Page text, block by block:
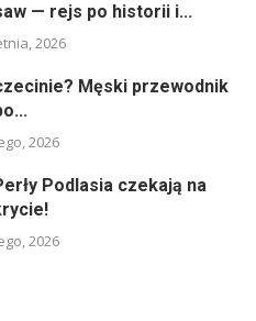
— rejs po historii i...
2026
Męski przewodnik
2026
Podlasia czekają na
2026